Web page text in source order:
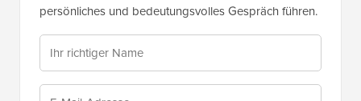
persönliches und bedeutungsvolles Gespräch führen.